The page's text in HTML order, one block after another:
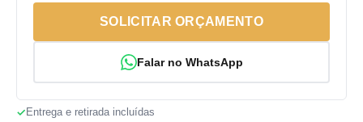
SOLICITAR ORÇAMENTO
Falar no WhatsApp
Entrega e retirada incluídas